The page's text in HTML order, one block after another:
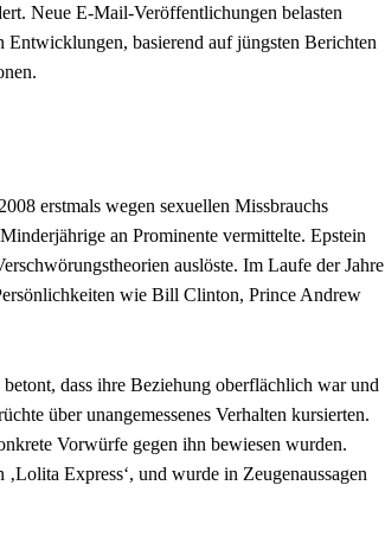
Neue E-Mail-Veröffentlichungen belasten
basierend auf jüngsten Berichten
erstmals wegen sexuellen Missbrauchs
an Prominente vermittelte. Epstein
auslöste. Im Laufe der Jahre
wie Bill Clinton, Prince Andrew
dass ihre Beziehung oberflächlich war und
über unangemessenes Verhalten kursierten.
Vorwürfe gegen ihn bewiesen wurden.
Express‘, und wurde in Zeugenaussagen